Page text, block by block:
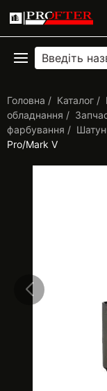
Головна Каталог
обладнання
фарбування
Pro/Mark V